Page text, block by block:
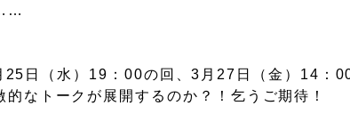
日（水）19：00の回、3月27日（金）14：
なトークが展開するのか？！乞うご期待！